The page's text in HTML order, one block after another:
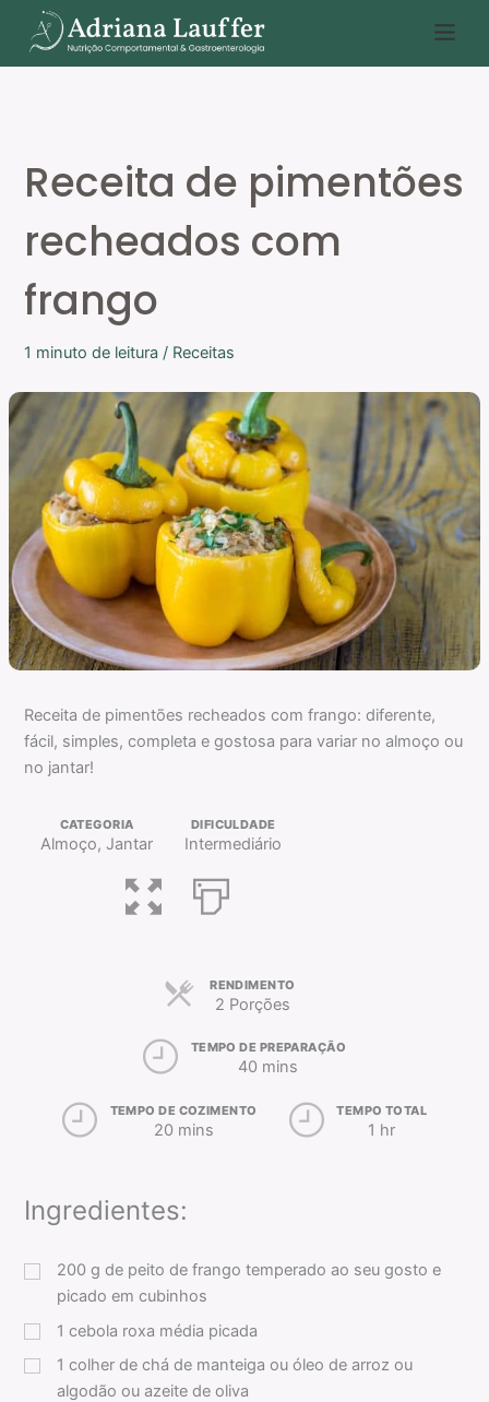
para
o
Receita de pimentões
recheados com
frango
1 minuto de leitura / Receitas
Receita de pimentões recheados com frango: diferente,
fácil, simples, completa e gostosa para variar no almoço ou
no jantar!
CATEGORIA
Almoço, Jantar
DIFICULDADE
Intermediário
RENDIMENTO
2 Porções
TEMPO DE PREPARAÇÃO
40 mins
TEMPO DE COZIMENTO
20 mins
TEMPO TOTAL
1 hr
Ingredientes:
200 g de peito de frango temperado ao seu gosto e
picado em cubinhos
1 cebola roxa média picada
1 colher de chá de manteiga ou óleo de arroz ou
algodão ou azeite de oliva
e
a